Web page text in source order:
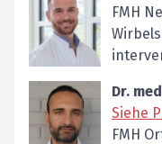
FMH
Dr.
Siehe
FMH